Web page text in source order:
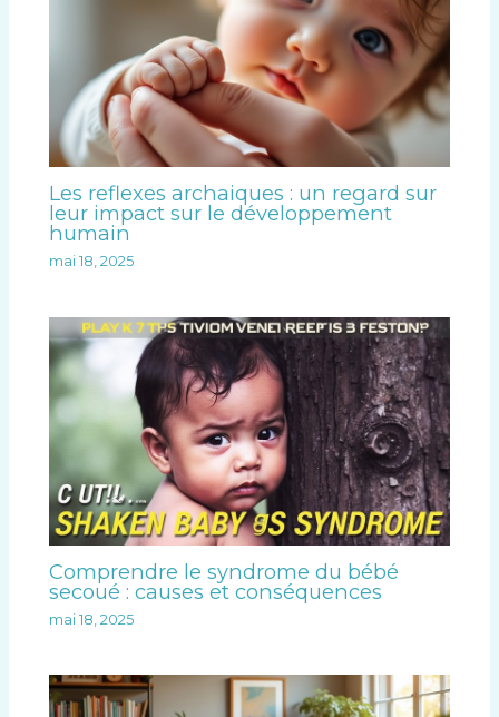
Les reflexes archaiques : un regard sur
leur impact sur le développement
humain
mai 18, 2025
Comprendre le syndrome du bébé
secoué : causes et conséquences
mai 18, 2025